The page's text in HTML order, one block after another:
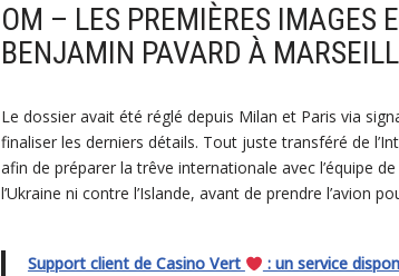
OM – LES PREMIÈRES IMAGES
BENJAMIN PAVARD À
Le dossier avait été réglé depuis Milan et Paris via
finaliser les derniers détails. Tout juste transféré de
afin de préparer la trêve internationale avec l’équipe
l’Ukraine ni contre l’Islande, avant de prendre l’avion
Support client de Casino Vert : un service